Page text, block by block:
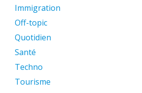
Immigration
Off-topic
Quotidien
Santé
Techno
Tourisme